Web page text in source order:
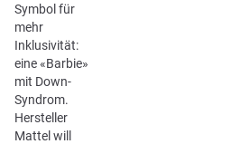
Symbol für
mehr
Inklusivität:
eine «Barbie»
mit Down-
Syndrom.
Hersteller
Mattel will